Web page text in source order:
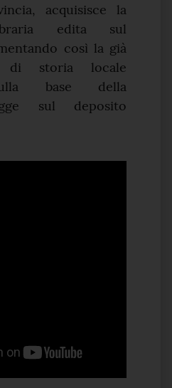
acquisisce la
edita sul
così la già
di storia locale
base della
sul deposito